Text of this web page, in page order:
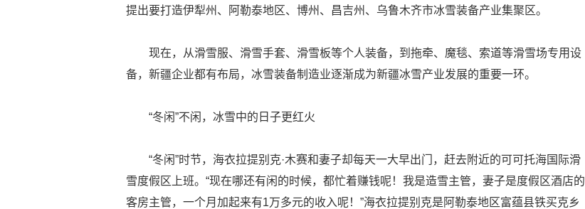
提出要打造伊犁州、阿勒泰地区、博州、昌吉州、乌鲁木齐市冰雪装备产业集聚区。
现在，从滑雪服、滑雪手套、滑雪板等个人装备，到拖牵、魔毯、索道等滑雪场专用设
备，新疆企业都有布局，冰雪装备制造业逐渐成为新疆冰雪产业发展的重要一环。
“冬闲”不闲，冰雪中的日子更红火
“冬闲”时节，海衣拉提别克·木赛和妻子却每天一大早出门，赶去附近的可可托海国际滑
雪度假区上班。“现在哪还有闲的时候，都忙着赚钱呢！我是造雪主管，妻子是度假区酒店的
客房主管，一个月加起来有1万多元的收入呢！”海衣拉提别克是阿勒泰地区富蕴县铁买克乡